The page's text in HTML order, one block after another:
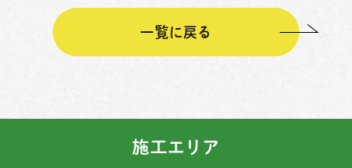
一覧に戻る
施工エリア